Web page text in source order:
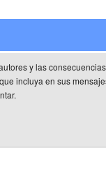
y las
incluya en sus